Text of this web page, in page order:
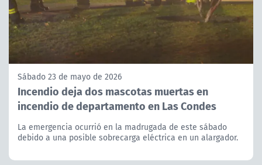
Sábado 23 de mayo de 2026
Incendio deja dos mascotas muertas en
incendio de departamento en Las Condes
La emergencia ocurrió en la madrugada de este sábado
debido a una posible sobrecarga eléctrica en un alargador.